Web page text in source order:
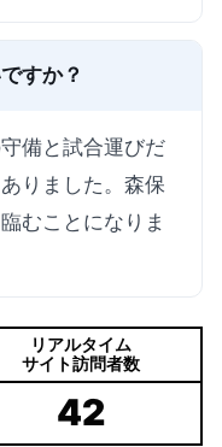
すか？
備と試合運びだ
りました。森保
むことになりま
リアルタイム
サイト訪問者数
42